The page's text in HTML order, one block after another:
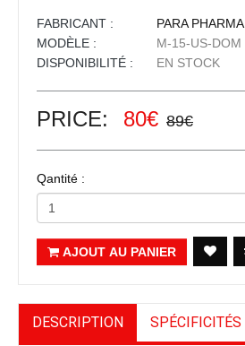
FABRICANT :
PARA PHARMA
MODÈLE :
M-15-US-DOM
DISPONIBILITÉ :
EN STOCK
PRICE: 80€ 89€
Qantité :
AJOUT AU PANIER
DESCRIPTION SPÉCIFICITÉS